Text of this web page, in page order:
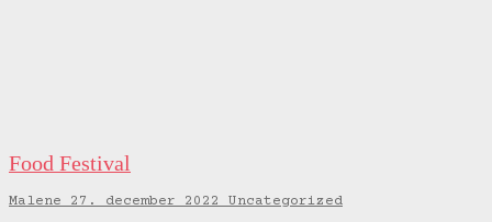
Food Festival
Malene 27. december 2022
Uncategorized